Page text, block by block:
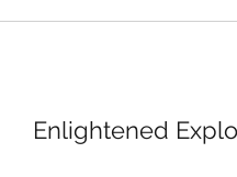
Enlightened